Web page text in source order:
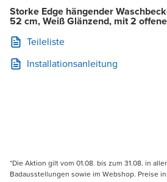
Storke Edge hängender
52 cm, Weiß Glänzend, mit 2
Teileliste
Installationsanleitung
*Die Aktion gilt vom 01.08. bis zum 31.08. in
Badausstellungen sowie im Webshop. Preise